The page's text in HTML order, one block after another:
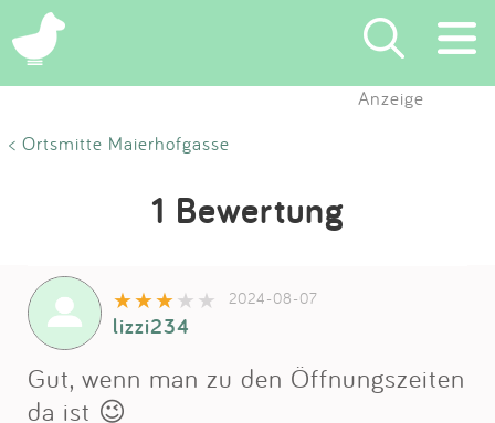
Suchen
Eintragen
Partner
Anzeige
< Ortsmitte Maierhofgasse
1 Bewertung
2024-08-07
lizzi234
Gut, wenn man zu den Öffnungszeiten
da ist 😉